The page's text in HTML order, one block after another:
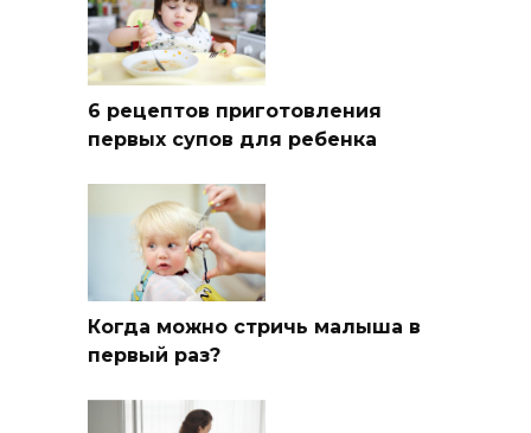
6 рецептов приготовления
первых супов для ребенка
Когда можно стричь малыша в
первый раз?